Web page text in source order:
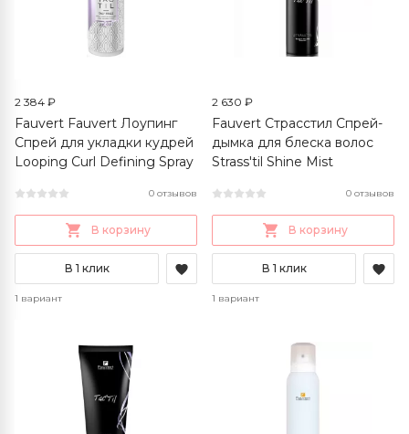
2 384 ₽
Fauvert Fauvert Лоупинг
Спрей для укладки кудрей
Looping Curl Defining Spray
0 отзывов
В корзину
В 1 клик
1 вариант
2 630 ₽
Fauvert Страсстил Спрей-
дымка для блеска волос
Strass'til Shine Mist
0 отзывов
В корзину
В 1 клик
1 вариант